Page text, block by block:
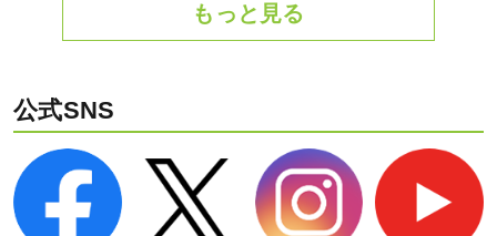
もっと見る
公式SNS